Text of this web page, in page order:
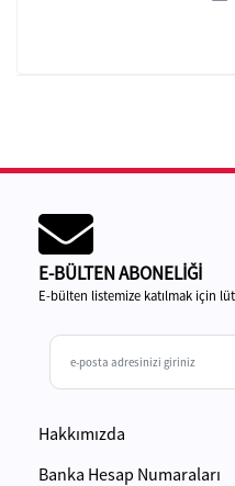
E-BÜLTEN ABONELİĞİ
E-bülten listemize katılmak için
Hakkımızda
Banka Hesap Numaraları